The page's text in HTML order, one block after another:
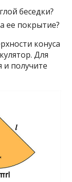
беседки?
ее покрытие?
конуса
Для
и получите